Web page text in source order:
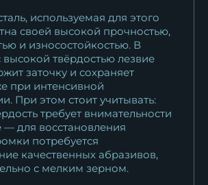
используемая для этого
своей высокой прочностью,
и износостойкостью. В
высокой твёрдостью лезвие
заточку и сохраняет
при интенсивной
При этом стоит учитывать:
требует внимательности
— для восстановления
потребуется
качественных абразивов,
с мелким зерном.